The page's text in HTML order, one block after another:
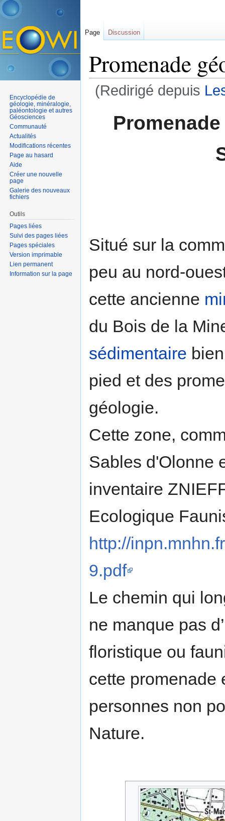
Promenade
(Redirigé depuis
Situé sur la
peu au nord-
cette ancienne
du Bois de la
sédimentaire
pied et des
géologie.
Cette zone,
Sables d'Olonne
inventaire
Ecologique
http://
9.pdf
Le chemin qui
ne manque pas
floristique ou
cette promenade
personnes non
Nature.
Page Discussion
Encyclopédie de
géologie, minéralogie,
paléontologie et autres
Géosciences
Communauté
Actualités
Modifications récentes
Page au hasard
Aide
Créer une nouvelle
page
Galerie des nouveaux
fichiers
Outils
Pages liées
Suivi des pages liées
Pages spéciales
Version imprimable
Lien permanent
Information sur la page